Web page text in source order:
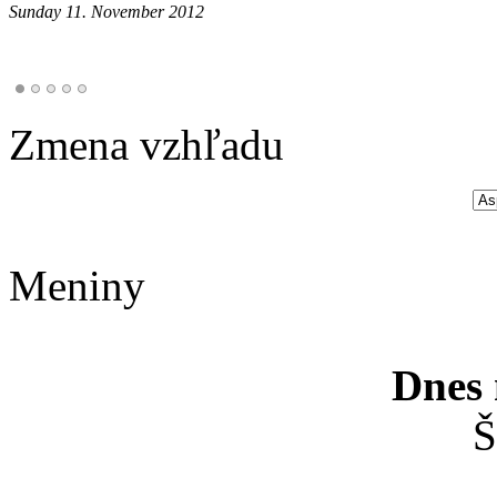
Sunday 11. November 2012
Zmena vzhľadu
Meniny